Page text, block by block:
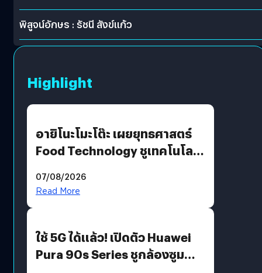
พิสูจน์อักษร : รัชนี สังข์แก้ว
Highlight
อายิโนะโมะโต๊ะ เผยยุทธศาสตร์
Food Technology ชูเทคโนโลยี
บริโภคและ B2B
07/08/2026
Read More
ใช้ 5G ได้แล้ว! เปิดตัว Huawei
Pura 90s Series ชูกล้องซูม